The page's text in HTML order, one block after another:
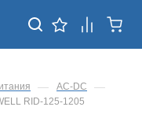
— AC-DC —
RID-125-1205